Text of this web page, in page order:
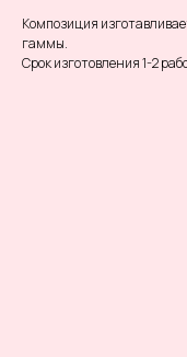
Композиция
гаммы.
Срок изготовления 1-2